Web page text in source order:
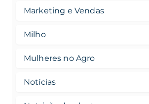
Marketing e Vendas
Milho
Mulheres no Agro
Notícias